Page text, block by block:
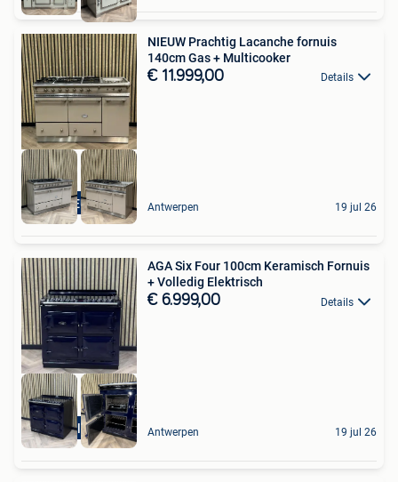
NIEUW
NIEUW Prachtig Lacanche fornuis
140cm Gas + Multicooker
€ 11.999,00 Details
Antwerpen 19 jul 26
Full Electric
AGA Six Four 100cm Keramisch Fornuis
+ Volledig Elektrisch
€ 6.999,00 Details
Antwerpen 19 jul 26